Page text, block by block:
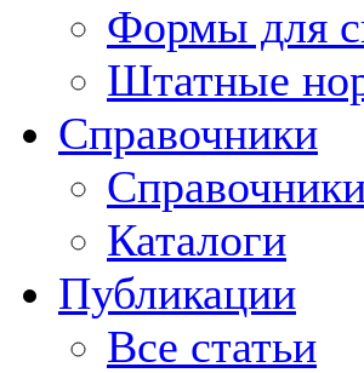
Формы для
Штатные
Справочники
Каталоги
Публикации
Все статьи